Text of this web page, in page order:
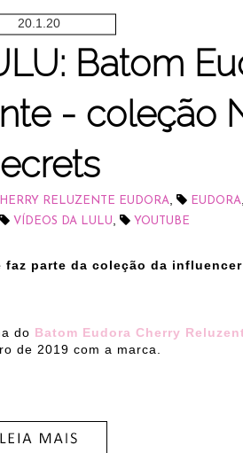
20.1.20
Batom
- coleção
RELUZENTE EUDORA EUDORA
VÍDEOS DA LULU YOUTUBE
faz parte da coleção da
do Batom Eudora Cherry
de 2019 com a marca.